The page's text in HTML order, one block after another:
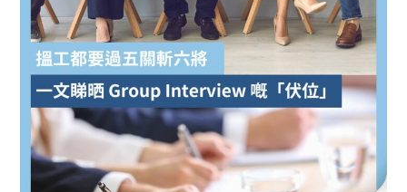
機
學生
故事
分享
生筍
工推
介
搵工
學生
福利
uFina
nce
聯絡
我們